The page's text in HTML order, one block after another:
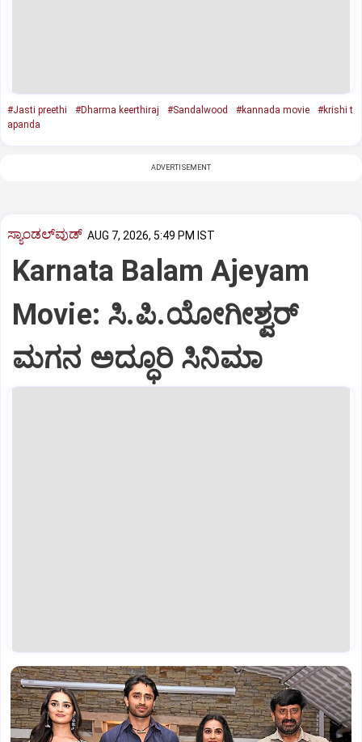
#Jasti preethi #Dharma keerthiraj #Sandalwood #kannada movie
#krishi t
apanda
ADVERTISEMENT
ಸ್ಯಾಂಡಲ್‌ವುಡ್‌ AUG 7, 2026, 5:49 PM IST
Karnata Balam Ajeyam
Movie: ಸಿ.ಪಿ.ಯೋಗೀಶ್ವರ್‌
ಮಗನ ಅದ್ಧೂರಿ ಸಿನಿಮಾ